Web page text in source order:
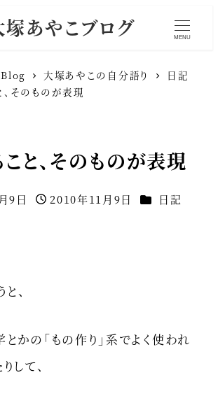
塚あやこブログ MENU
Blog 大塚あやこの自分語り
日記
、そのものが表現
と、そのものが表現
9日
投稿日
2010年11月9日 カテゴリー
日記
、
かの「もの作り」系でよく使われ
して、